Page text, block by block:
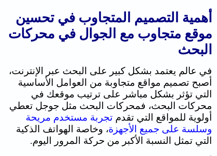
أهمية التصميم المتجاوب في تحسين
موقع متجاوب مع الجوال في محركات
البحث
في عالم يعتمد بشكل كبير على البحث عبر الإنترنت،
أصبح تصميم مواقع متجاوبة من العوامل الأساسية
التي تؤثر بشكل مباشر على ترتيب موقعك في
محركات البحث، فمحركات البحث مثل جوجل تعطي
أولوية للمواقع التي تقدم تجربة مستخدم مريحة
وسلسة على جميع الأجهزة، وخاصة الهواتف الذكية
التي تمثل النسبة الأكبر من حركة المرور اليوم.